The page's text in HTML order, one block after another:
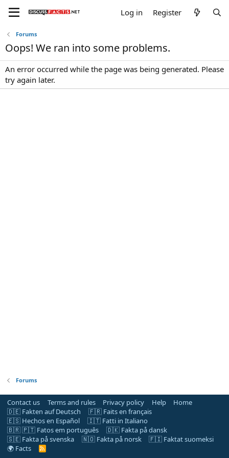
Log in Register
Forums
Oops! We ran into some problems.
An error occurred while the page was being generated. Please
try again later.
Forums
Contact us Terms and rules Privacy policy Help
Home
🇩🇪 Fakten auf Deutsch
🇫🇷 Faits en français
🇪🇸 Hechos en Español
🇮🇹 Fatti in Italiano
🇧🇷 🇵🇹 Fatos em português
🇩🇰 Fakta på dansk
🇸🇪 Fakta på svenska
🇳🇴 Fakta på norsk
🇫🇮 Faktat suomeksi
🌍 Facts
R